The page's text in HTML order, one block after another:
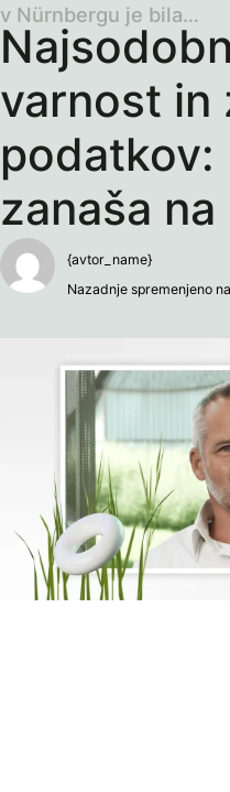
varnost in
podatkov:
zanaša
v Nürnbergu je bila…
{avtor_name}
Nazadnje spremenjeno